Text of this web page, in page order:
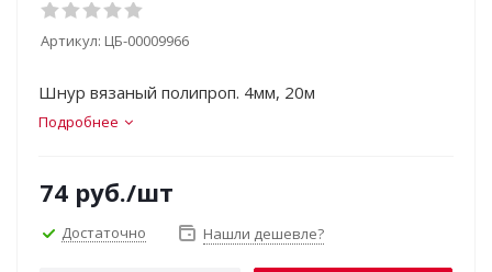
Артикул: ЦБ-00009966
Шнур вязаный полипроп. 4мм, 20м
Подробнее
74 руб./шт
Достаточно Нашли дешевле?